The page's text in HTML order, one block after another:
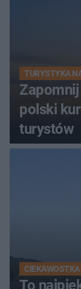
TURYSTYKA
polski
turystów
CIEKAWOSTKA
To